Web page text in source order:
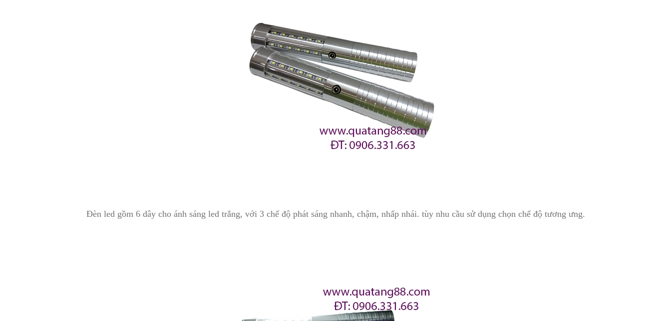
Đèn led gồm 6 dây cho ánh sáng led trắng, với 3 chế độ phát sáng nhanh, chậm, nhấp nhái. tùy nhu cầu sử dụng chọn chế độ tương ưng.